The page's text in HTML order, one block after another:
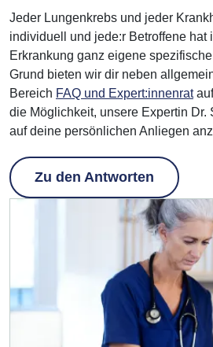
Jeder Lungenkrebs und jeder
individuell und jede:r Betroffene hat
Erkrankung ganz eigene
Grund bieten wir dir neben
Bereich FAQ und Expert:innenrat
die Möglichkeit, unsere Expertin Dr.
auf deine persönlichen Anliegen
Zu den Antworten